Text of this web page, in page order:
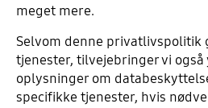
meget mere.
Selvom denne privatlivspolitik
tjenester, tilvejebringer vi
oplysninger om
specifikke tjenester, hvis